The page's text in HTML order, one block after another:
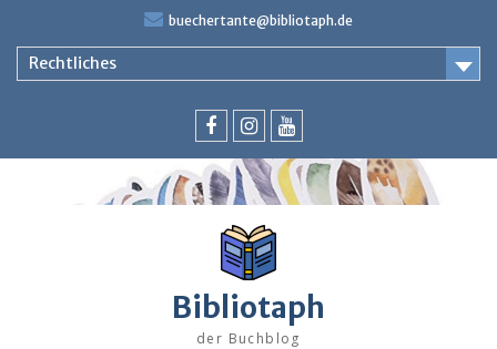
content
buechertante@bibliotaph.de
Rechtliches
Bibliotaph
der Buchblog